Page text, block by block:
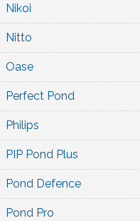
Nikoi
Nitto
Oase
Perfect Pond
Philips
PIP Pond Plus
Pond Defence
Pond Pro